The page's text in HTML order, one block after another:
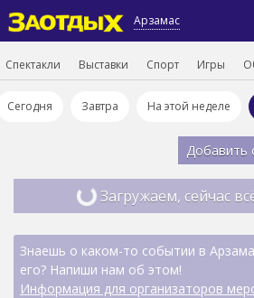
Арзамас
Спектакли Выставки Спорт Игры
Сегодня Завтра На этой неделе
Добавить
Загружаем, сейчас
Знаешь о каком-то событии в
его? Напиши нам об этом!
Информация для организаторов